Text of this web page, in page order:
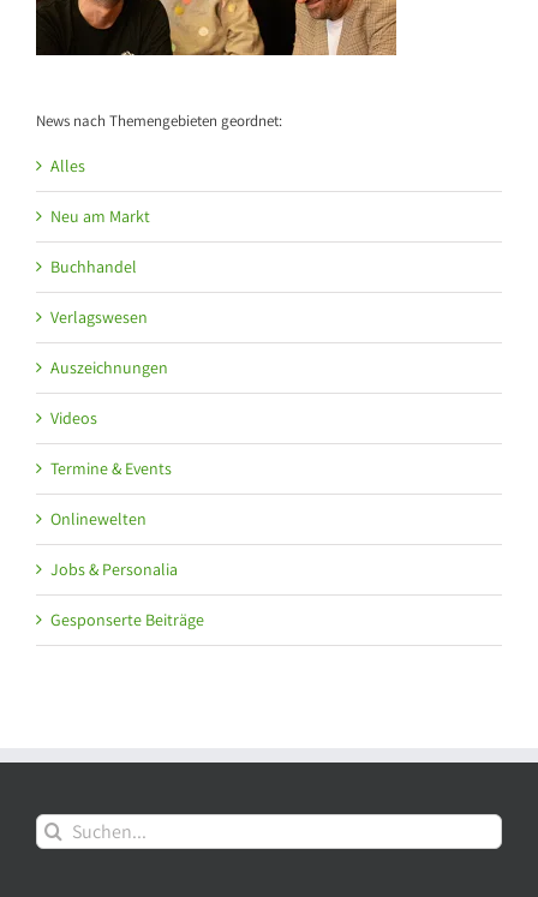
News nach Themengebieten geordnet:
Alles
Neu am Markt
Buchhandel
Verlagswesen
Auszeichnungen
Videos
Termine & Events
Onlinewelten
Jobs & Personalia
Gesponserte Beiträge
Suche
nach: